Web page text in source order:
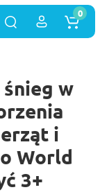
0
w
i
World
3+